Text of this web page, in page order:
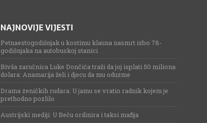
NAJNOVIJE VIJESTI
Petnaestogodišnjak u kostimu klauna nasmrt izbo 78-
godišnjaka na autobuskoj stanici
Bivša zaručnica Luke Dončića traži da joj isplati 50 miliona
dolara: Anamarija želi i djecu da mu oduzme
Drama zeničkih rudara: U jamu se vratio radnik kojem je
prethodno pozlilo
Austrijski mediji: U Beču ordinira i taksi mafija